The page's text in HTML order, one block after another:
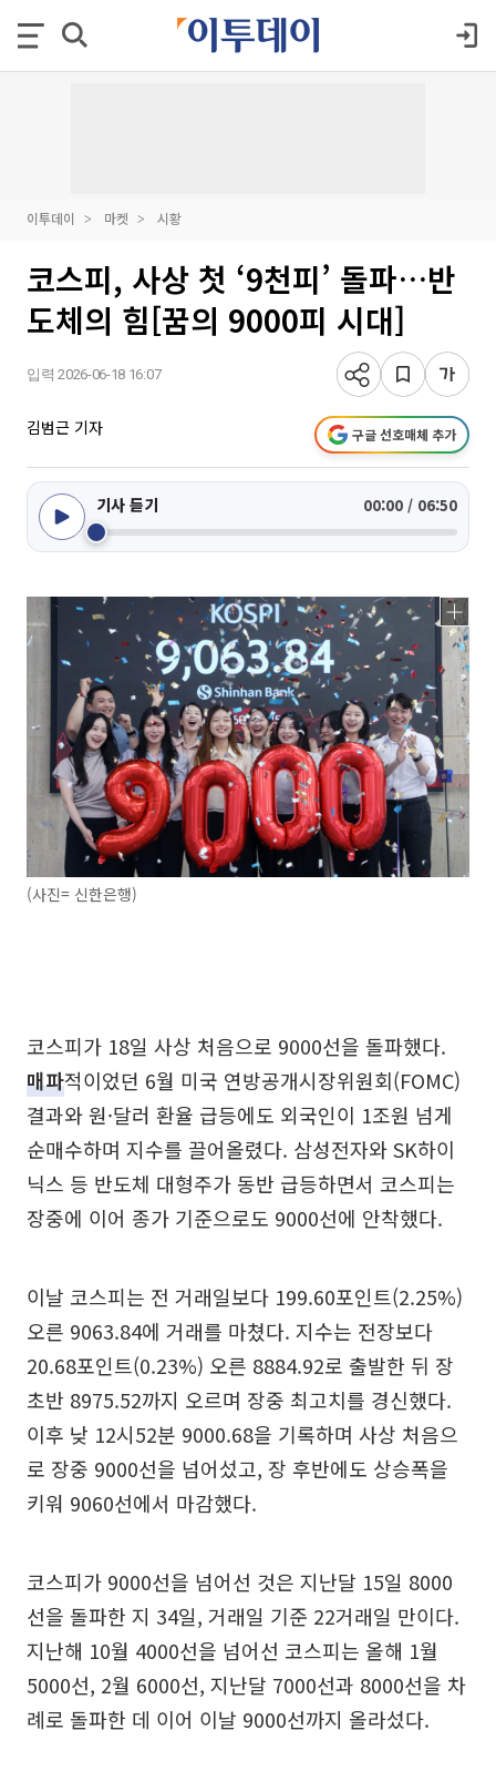
이투데이 마켓 시황
코스피, 사상 첫 ‘9천피’ 돌파…반
도체의 힘[꿈의 9000피 시대]
입력 2026-06-18 16:07
김범근 기자 구글 선호매체 추가
기사 듣기 00:00 / 06:50
(사진= 신한은행)
코스피가 18일 사상 처음으로 9000선을 돌파했다.
매파적이었던 6월 미국 연방공개시장위원회(FOMC)
결과와 원·달러 환율 급등에도 외국인이 1조원 넘게
순매수하며 지수를 끌어올렸다. 삼성전자와 SK하이
닉스 등 반도체 대형주가 동반 급등하면서 코스피는
장중에 이어 종가 기준으로도 9000선에 안착했다.
이날 코스피는 전 거래일보다 199.60포인트(2.25%)
오른 9063.84에 거래를 마쳤다. 지수는 전장보다
20.68포인트(0.23%) 오른 8884.92로 출발한 뒤 장
초반 8975.52까지 오르며 장중 최고치를 경신했다.
이후 낮 12시52분 9000.68을 기록하며 사상 처음으
로 장중 9000선을 넘어섰고, 장 후반에도 상승폭을
키워 9060선에서 마감했다.
코스피가 9000선을 넘어선 것은 지난달 15일 8000
선을 돌파한 지 34일, 거래일 기준 22거래일 만이다.
지난해 10월 4000선을 넘어선 코스피는 올해 1월
5000선, 2월 6000선, 지난달 7000선과 8000선을 차
례로 돌파한 데 이어 이날 9000선까지 올라섰다.